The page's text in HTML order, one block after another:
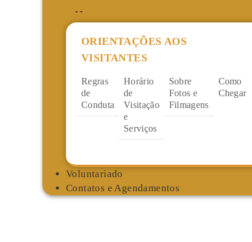
ORIENTAÇÕES AOS
VISITANTES
Regras
de
Conduta
Horário
de
Visitação
e
Serviços
Sobre
Fotos e
Filmagens
Como
Chegar
Voluntariado
Contatos e Agendamentos